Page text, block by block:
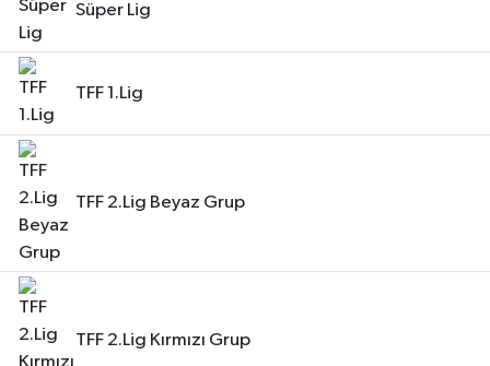
Süper Lig
TFF 1.Lig
TFF 2.Lig Beyaz Grup
TFF 2.Lig Kırmızı Grup